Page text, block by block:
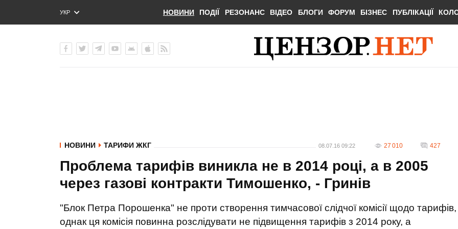
УКР
ENG
НОВИНИ ПОДІЇ РЕЗОНАНС ВІДЕО БЛОГИ ФОРУМ БІЗНЕС ПУБЛІКАЦІЇ
НОВИНИ ТАРИФИ ЖКГ 08.07.16 09:22 27 010 427
Проблема тарифів виникла не в 2014 році, а в 2005
через газові контракти Тимошенко, - Гринів
"Блок Петра Порошенка" не проти створення тимчасової слідчої комісії щодо тарифів,
однак ця комісія повинна розслідувати не підвищення тарифів з 2014 року, а